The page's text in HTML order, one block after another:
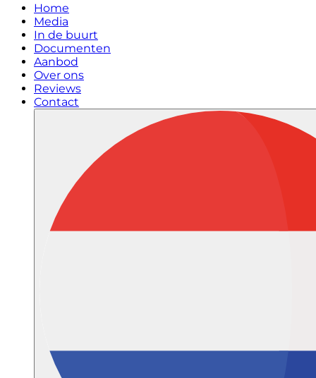
Home
Media
In de buurt
Documenten
Aanbod
Over ons
Reviews
Contact